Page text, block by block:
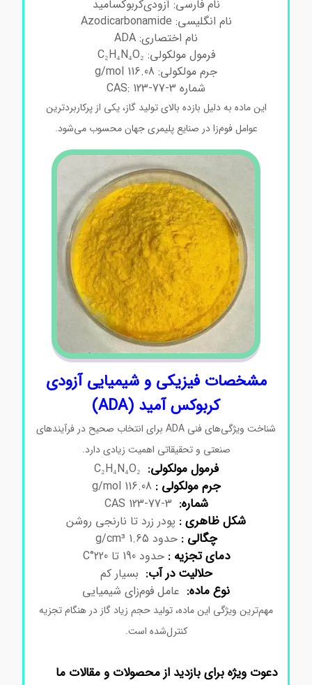
نام فارسی: آزودی‌کربوکسامید
نام انگلیسی: Azodicarbonamide
نام اختصاری: ADA
فرمول مولکولی: C₂H₄N₄O₂
جرم مولکولی: 116.08 g/mol
شماره CAS: 123-77-3
این ماده به دلیل بازده بالای تولید گاز، یکی از پرکاربردترین
عوامل فوم‌زا در صنایع پلیمری جهان محسوب می‌شود.
مشخصات فیزیکی و شیمیایی آزودی‌
کربوکس آمید (ADA)
شناخت ویژگی‌های فنی ADA برای انتخاب صحیح در فرآیندهای
صنعتی و تحقیقاتی اهمیت زیادی دارد.
فرمول مولکولی:C₂H₄N₄O₂
جرم مولکولی :116.08 g/mol
شماره:CAS 123-77-3
شکل ظاهری :پودر زرد تا نارنجی روشن
چگالی :حدود 1.65 g/cm³
دمای تجزیه :حدود 190 تا 220°C
حلالیت در آب:بسیار کم
نوع ماده:عامل فوم‌زای شیمیایی
مهم‌ترین ویژگی این ماده، تولید حجم زیاد گاز در هنگام تجزیه
کنترل‌شده است.
دعوت ویژه برای بازدید از محصولات و مقالات ما